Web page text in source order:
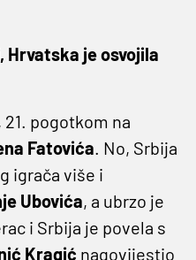
Hrvatska je osvojila
pogotkom na
Fatovića. No, Srbija
igrača više i
Ubovića, a ubrzo je
i Srbija je povela s
Kragić nagovijestio